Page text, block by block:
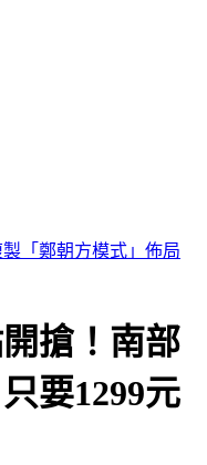
成 日媒：好事多磨
搶！南部
要1299元